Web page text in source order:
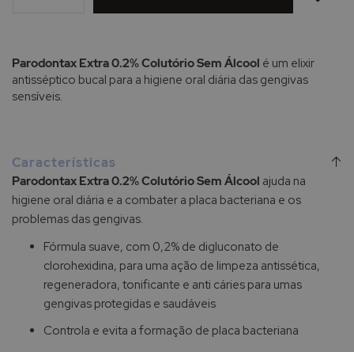
Parodontax Extra 0.2% Colutório Sem Álcool é um elixir
antisséptico bucal para a higiene oral diária das gengivas
sensíveis.
Características
Parodontax Extra 0.2% Colutório Sem Álcool ajuda na
higiene oral diária e a combater a placa bacteriana e os
problemas das gengivas.
Fórmula suave, com 0,2% de digluconato de
clorohexidina, para uma ação de limpeza antissética,
regeneradora, tonificante e anti cáries para umas
gengivas protegidas e saudáveis
Controla e evita a formação de placa bacteriana